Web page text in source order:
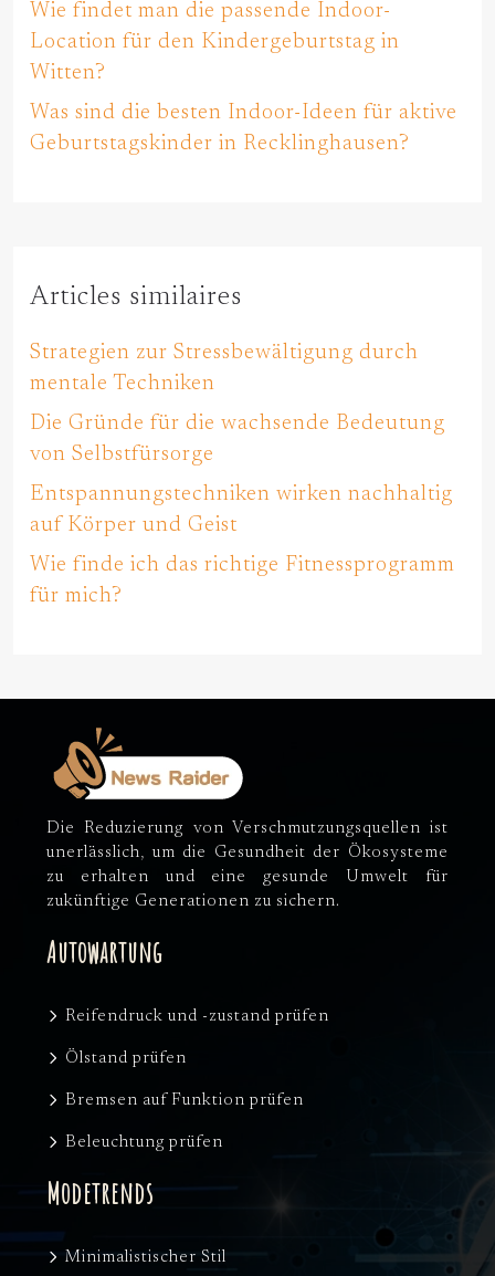
Wie findet man die passende Indoor-
Location für den Kindergeburtstag in
Witten?
Was sind die besten Indoor-Ideen für aktive
Geburtstagskinder in Recklinghausen?
Articles similaires
Strategien zur Stressbewältigung durch
mentale Techniken
Die Gründe für die wachsende Bedeutung
von Selbstfürsorge
Entspannungstechniken wirken nachhaltig
auf Körper und Geist
Wie finde ich das richtige Fitnessprogramm
für mich?
Die Reduzierung von Verschmutzungsquellen ist
unerlässlich, um die Gesundheit der Ökosysteme
zu erhalten und eine gesunde Umwelt für
zukünftige Generationen zu sichern.
Autowartung
Reifendruck und -zustand prüfen
Ölstand prüfen
Bremsen auf Funktion prüfen
Beleuchtung prüfen
Modetrends
Minimalistischer Stil